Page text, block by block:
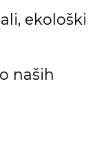
ekološki
naših